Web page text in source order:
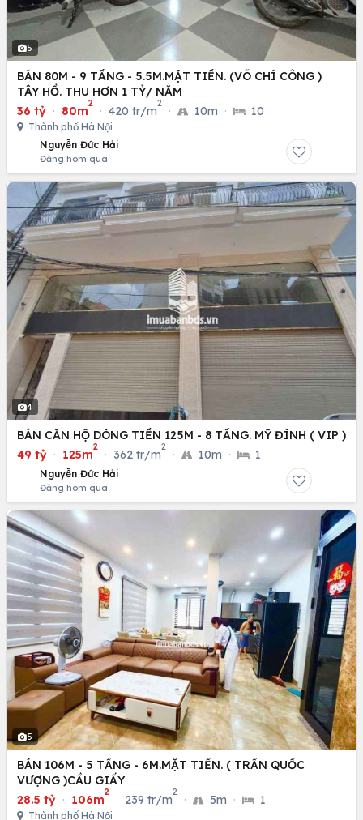
5
BÁN 80M - 9 TẦNG - 5.5M.MẶT TIỀN. (VÕ CHÍ CÔNG )
TÂY HỒ. THU HƠN 1 TỶ/ NĂM
36 tỷ · 80m
2
· 420 tr/m
2
· 10m · 10
Thành phố Hà Nội
Nguyễn Đức Hải
Đăng hôm qua
4
BÁN CĂN HỘ DÒNG TIỀN 125M - 8 TẦNG. MỸ ĐÌNH ( VIP )
49 tỷ · 125m
2
· 362 tr/m
2
· 10m · 1
Nguyễn Đức Hải
Đăng hôm qua
5
BÁN 106M - 5 TẦNG - 6M.MẶT TIỀN. ( TRẦN QUỐC
VƯỢNG )CẦU GIẤY
28.5 tỷ · 106m
2
· 239 tr/m
2
· 5m · 1
Thành phố Hà Nội